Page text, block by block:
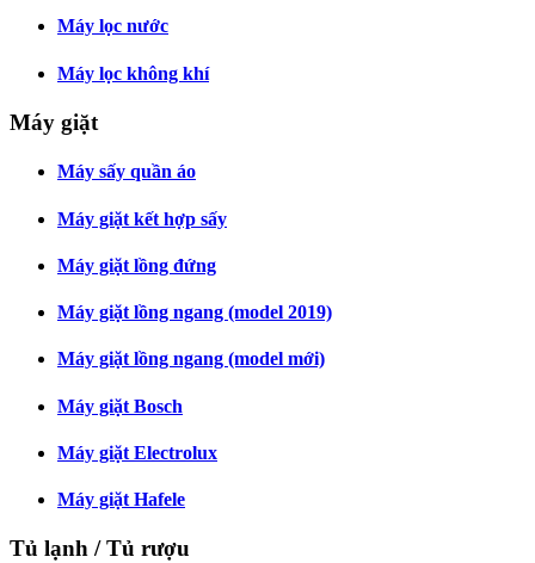
Máy lọc nước
Máy lọc không khí
Máy giặt
Máy sấy quần áo
Máy giặt kết hợp sấy
Máy giặt lồng đứng
Máy giặt lồng ngang (model 2019)
Máy giặt lồng ngang (model mới)
Máy giặt Bosch
Máy giặt Electrolux
Máy giặt Hafele
Tủ lạnh / Tủ rượu